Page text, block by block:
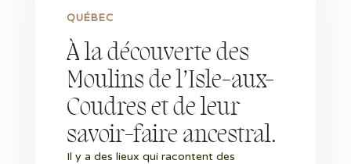
À la découverte des
Moulins de l’Isle-aux-
Coudres et de leur
savoir-faire ancestral.
QUÉBEC
Il y a des lieux qui racontent des